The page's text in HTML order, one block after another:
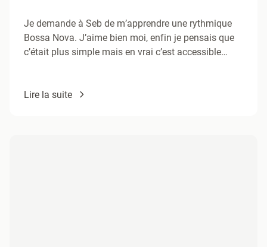
Je demande à Seb de m’apprendre une rythmique
Bossa Nova. J’aime bien moi, enfin je pensais que
c’était plus simple mais en vrai c’est accessible…
Lire la suite